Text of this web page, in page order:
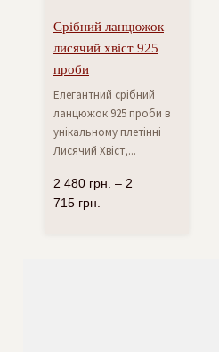
Срібний ланцюжок
лисячий хвіст 925
проби
Елегантний срібний
ланцюжок 925 проби в
унікальному плетінні
Лисячий Хвіст,...
2 480 грн. – 2
715 грн.